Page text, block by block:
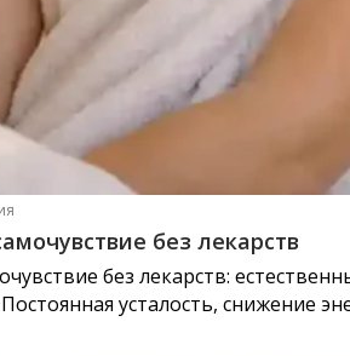
без лекарств
без лекарств:
усталость, снижение